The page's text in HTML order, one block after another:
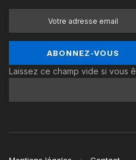
Laissez ce champ vide si vous